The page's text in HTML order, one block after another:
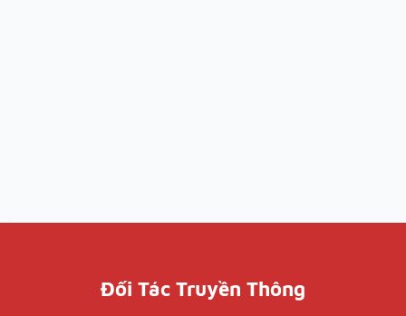
Đối Tác Truyền Thông